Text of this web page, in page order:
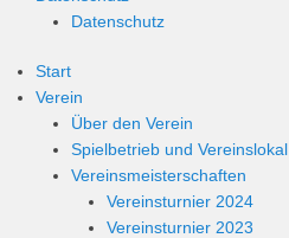
Datenschutz
Start
Verein
Über den Verein
Spielbetrieb und Vereinslokal
Vereinsmeisterschaften
Vereinsturnier 2024
Vereinsturnier 2023